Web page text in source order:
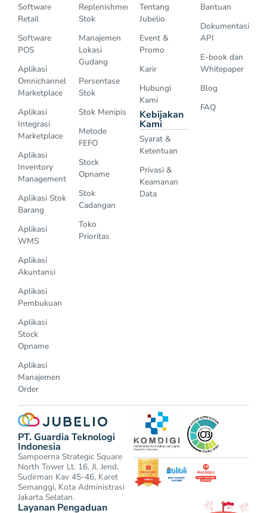
Software
Retail
Software
POS
Aplikasi
Omnichannel
Marketplace
Aplikasi
Integrasi
Marketplace
Aplikasi
Inventory
Management
Aplikasi Stok
Barang
Aplikasi
WMS
Aplikasi
Akuntansi
Aplikasi
Pembukuan
Aplikasi
Stock
Opname
Aplikasi
Manajemen
Order
Replenishment
Stok
Manajemen
Lokasi
Gudang
Persentase
Stok
Stok Menipis
Metode
FEFO
Stock
Opname
Stok
Cadangan
Toko
Prioritas
Tentang
Jubelio
Event &
Promo
Karir
Hubungi
Kami
Kebijakan
Kami
Syarat &
Ketentuan
Privasi &
Keamanan
Data
Bantuan
Dokumentasi
API
E-book dan
Whitepaper
Blog
FAQ
PT. Guardia Teknologi
Indonesia
Sampoerna Strategic Square
North Tower Lt. 16, Jl. Jend.
Sudirman Kav 45-46, Karet
Semanggi, Kota Administrasi
Jakarta Selatan.
Layanan Pengaduan